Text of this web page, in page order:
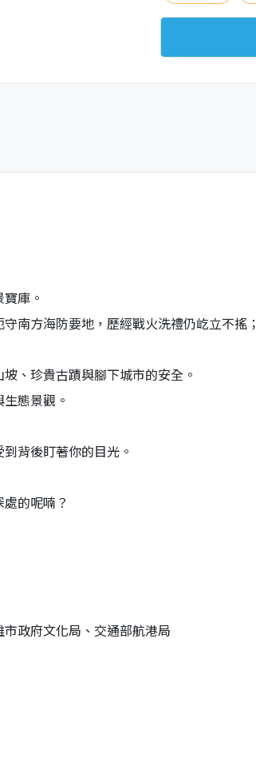
庫。
南方海防要地，歷經戰火洗禮仍屹立不搖；
、珍貴古蹟與腳下城市的安全。
態景觀。
背後盯著你的目光。
的呢喃？
政府文化局、交通部航港局